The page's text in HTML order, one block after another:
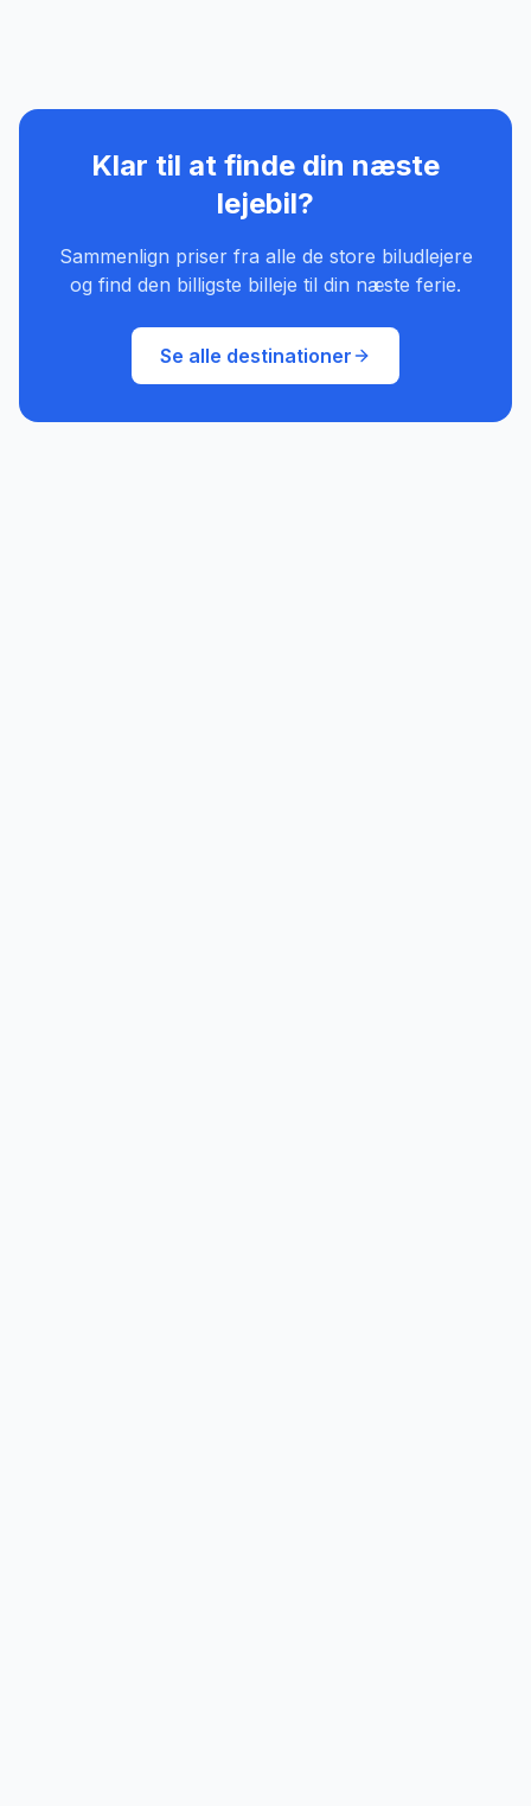
Klar til at finde din næste
lejebil?
Sammenlign priser fra alle de store biludlejere
og find den billigste billeje til din næste ferie.
Se alle destinationer